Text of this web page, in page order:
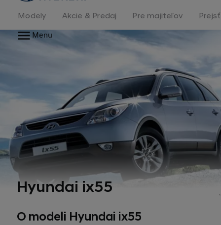
stránka
Modely Akcie & Predaj Pre majiteľov
Menu
Hyundai ix55
O modeli Hyundai ix55